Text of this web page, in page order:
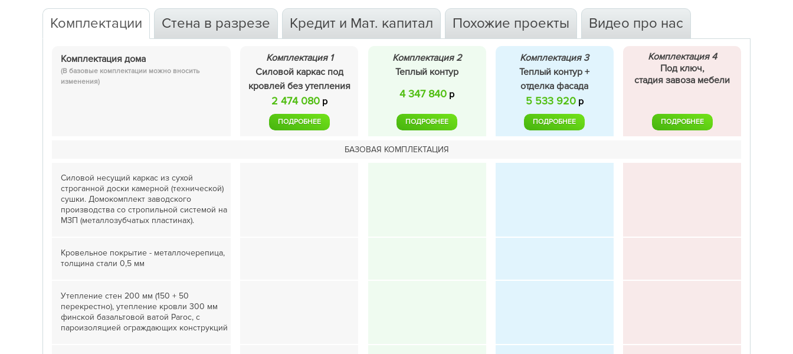
Комплектации Стена в разрезе Кредит и Мат. капитал Похожие проекты Видео про нас
Комплектация дома
(В базовые комплектации можно вносить
изменения)
Комплектация 1
Силовой каркас под
кровлей без утепления
2 474 080р
ПОДРОБНЕЕ
Комплектация 2
Теплый контур
4 347 840 р
ПОДРОБНЕЕ
Комплектация 3
Теплый контур +
отделка фасада
5 533 920р
ПОДРОБНЕЕ
Комплектация 4
Под ключ,
стадия завоза мебели
ПОДРОБНЕЕ
БАЗОВАЯ КОМПЛЕКТАЦИЯ
Силовой несущий каркас из сухой
строганной доски камерной (технической)
сушки. Домокомплект заводского
производства со стропильной системой на
МЗП (металлозубчатых пластинах).
Кровельное покрытие - металлочерепица,
толщина стали 0,5 мм
Утепление стен 200 мм (150 + 50
перекрестно), утепление кровли 300 мм
финской базальтовой ватой Paroc, с
пароизоляцией ограждающих конструкций